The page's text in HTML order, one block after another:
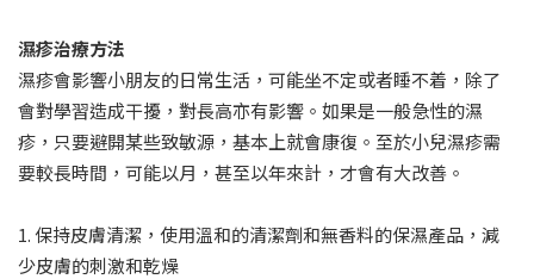
濕疹治療方法
濕疹會影響小朋友的日常生活，可能坐不定或者睡不着，除了
會對學習造成干擾，對長高亦有影響。如果是一般急性的濕
疹，只要避開某些致敏源，基本上就會康復。至於小兒濕疹需
要較長時間，可能以月，甚至以年來計，才會有大改善。
1. 保持皮膚清潔，使用溫和的清潔劑和無香料的保濕產品，減
少皮膚的刺激和乾燥